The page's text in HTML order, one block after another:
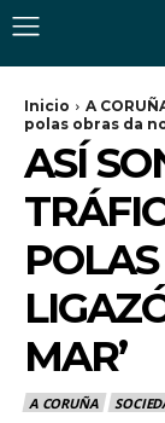
Inicio A
polas obras da
ASÍ
MAR’
A CORUÑA